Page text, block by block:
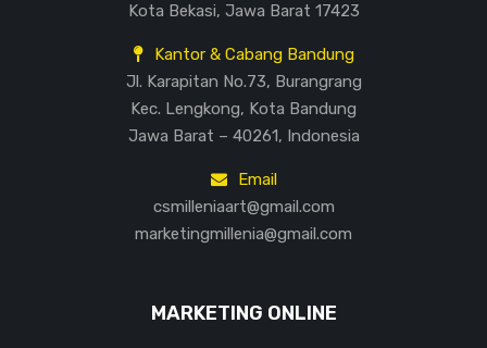
Kota Bekasi, Jawa Barat 17423
Kantor & Cabang Bandung
Jl. Karapitan No.73, Burangrang
Kec. Lengkong, Kota Bandung
Jawa Barat – 40261, Indonesia
Email
csmilleniaart@gmail.com
marketingmillenia@gmail.com
MARKETING ONLINE